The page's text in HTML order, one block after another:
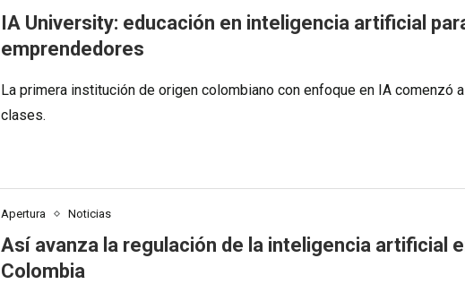
IA University: educación en inteligencia artificial
emprendedores
La primera institución de origen colombiano con enfoque en IA comenzó
clases.
Apertura Noticias
Así avanza la regulación de la inteligencia artificial
Colombia